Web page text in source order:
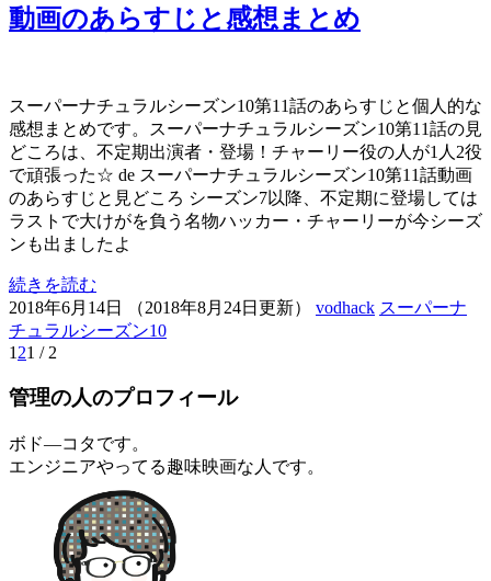
動画のあらすじと感想まとめ
スーパーナチュラルシーズン10第11話のあらすじと個人的な
感想まとめです。スーパーナチュラルシーズン10第11話の見
どころは、不定期出演者・登場！チャーリー役の人が1人2役
で頑張った☆ de スーパーナチュラルシーズン10第11話動画
のあらすじと見どころ シーズン7以降、不定期に登場しては
ラストで大けがを負う名物ハッカー・チャーリーが今シーズ
ンも出ましたよ
続きを読む
2018年6月14日
（2018年8月24日更新） vodhack スーパーナ
チュラルシーズン10
1 21 / 2
管理の人のプロフィール
ボド―コタです。
エンジニアやってる趣味映画な人です。